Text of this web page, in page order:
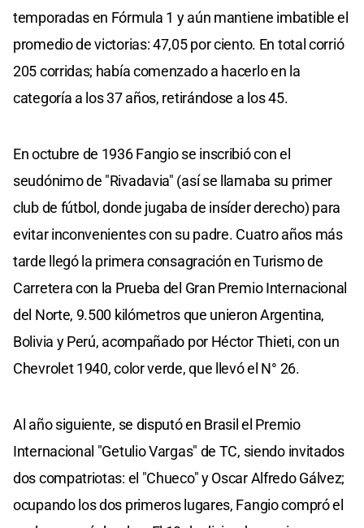
temporadas en Fórmula 1 y aún mantiene imbatible el
promedio de victorias: 47,05 por ciento. En total corrió
205 corridas; había comenzado a hacerlo en la
categoría a los 37 años, retirándose a los 45.
En octubre de 1936 Fangio se inscribió con el
seudónimo de "Rivadavia" (así se llamaba su primer
club de fútbol, donde jugaba de insíder derecho) para
evitar inconvenientes con su padre. Cuatro años más
tarde llegó la primera consagración en Turismo de
Carretera con la Prueba del Gran Premio Internacional
del Norte, 9.500 kilómetros que unieron Argentina,
Bolivia y Perú, acompañado por Héctor Thieti, con un
Chevrolet 1940, color verde, que llevó el N° 26.
Al año siguiente, se disputó en Brasil el Premio
Internacional "Getulio Vargas" de TC, siendo invitados
dos compatriotas: el "Chueco" y Oscar Alfredo Gálvez;
ocupando los dos primeros lugares, Fangio compró el